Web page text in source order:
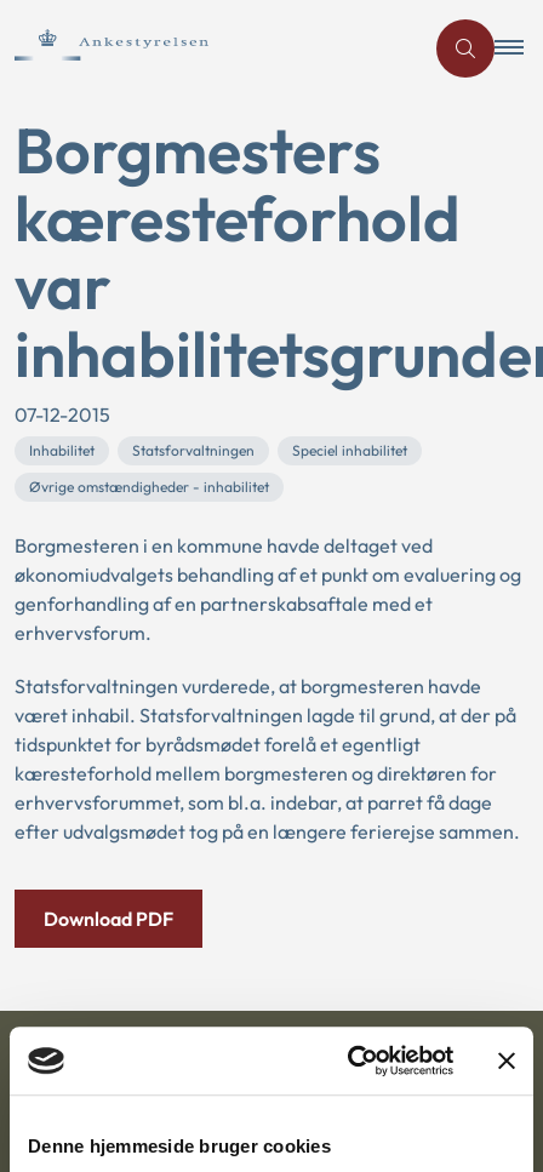
Denne hjemmeside bruger cookies
Borgmesters
kæresteforhold
var
07-12-2015
Inhabilitet Statsforvaltningen
Speciel inhabilitet
Øvrige omstændigheder - inhabilitet
Borgmesteren i en kommune havde deltaget ved
økonomiudvalgets behandling af et punkt om evaluering og
genforhandling af en partnerskabsaftale med et
erhvervsforum.
Statsforvaltningen vurderede, at borgmesteren havde
været inhabil. Statsforvaltningen lagde til grund, at der på
tidspunktet for byrådsmødet forelå et egentligt
kæresteforhold mellem borgmesteren og direktøren for
erhvervsforummet, som bl.a. indebar, at parret få dage
efter udvalgsmødet tog på en længere ferierejse sammen.
Download PDF
Ankestyrelsen